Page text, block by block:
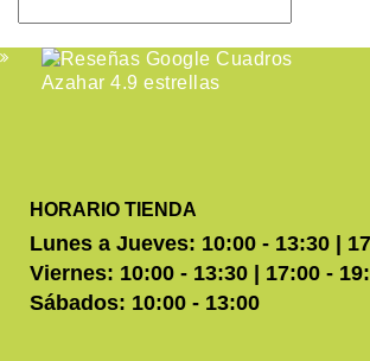
HORARIO TIENDA
Lunes a Jueves: 10:00 - 13:30 |
Viernes: 10:00 - 13:30 | 17:00 -
Sábados: 10:00 - 13:00